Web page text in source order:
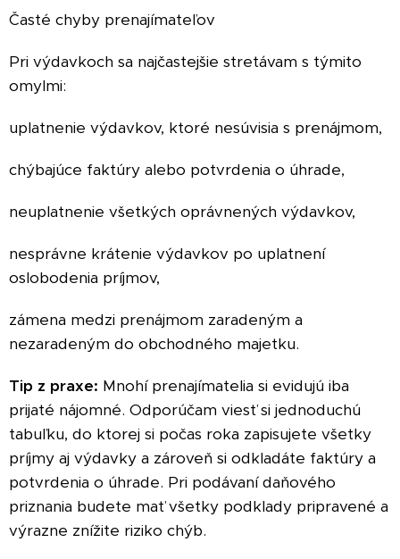
Časté chyby prenajímateľov
Pri výdavkoch sa najčastejšie stretávam s týmito
omylmi:
uplatnenie výdavkov, ktoré nesúvisia s prenájmom,
chýbajúce faktúry alebo potvrdenia o úhrade,
neuplatnenie všetkých oprávnených výdavkov,
nesprávne krátenie výdavkov po uplatnení
oslobodenia príjmov,
zámena medzi prenájmom zaradeným a
nezaradeným do obchodného majetku.
Tip z praxe: Mnohí prenajímatelia si evidujú iba
prijaté nájomné. Odporúčam viesť si jednoduchú
tabuľku, do ktorej si počas roka zapisujete všetky
príjmy aj výdavky a zároveň si odkladáte faktúry a
potvrdenia o úhrade. Pri podávaní daňového
priznania budete mať všetky podklady pripravené a
výrazne znížite riziko chýb.